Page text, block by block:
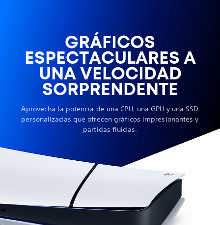
GRÁFICOS
ESPECTACULARES A
UNA VELOCIDAD
SORPRENDENTE
Aprovecha la potencia de una CPU, una GPU y una SSD
personalizadas que ofrecen gráficos impresionantes y
partidas fluidas.